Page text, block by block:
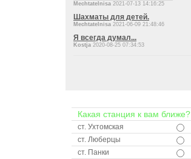
Mechtatelnisa 2021-07-13 14:16:25
Шахматы для детей.
Mechtatelnisa 2021-06-09 21:48:46
Я всегда думал...
Kostja 2020-08-25 07:34:53
Какая станция к вам ближе?
ст. Ухтомская
ст. Люберцы
ст. Панки